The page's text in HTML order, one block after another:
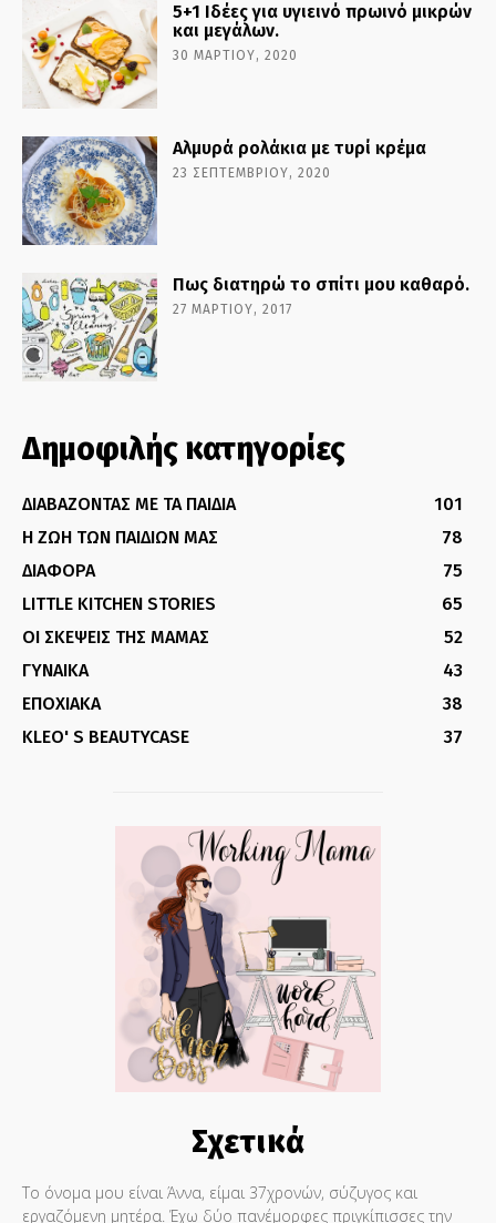
5+1 Ιδέες για υγιεινό πρωινό μικρών
και μεγάλων.
30 ΜΑΡΤΊΟΥ, 2020
Αλμυρά ρολάκια με τυρί κρέμα
23 ΣΕΠΤΕΜΒΡΊΟΥ, 2020
Πως διατηρώ το σπίτι μου καθαρό.
27 ΜΑΡΤΊΟΥ, 2017
Δημοφιλής κατηγορίες
ΔΙΑΒΑΖΟΝΤΑΣ ΜΕ ΤΑ ΠΑΙΔΙΑ
101
Η ΖΩΗ ΤΩΝ ΠΑΙΔΙΩΝ ΜΑΣ
78
ΔΙΑΦΟΡΑ
75
LITTLE KITCHEN STORIES
65
ΟΙ ΣΚΕΨΕΙΣ ΤΗΣ ΜΑΜΑΣ
52
ΓΥΝΑΙΚΑ
43
ΕΠΟΧΙΑΚΑ
38
KLEO' S BEAUTYCASE
37
Σχετικά
Το όνομα μου είναι Άννα, είμαι 37χρονών, σύζυγος και
εργαζόμενη μητέρα. Έχω δύο πανέμορφες πριγκίπισσες την